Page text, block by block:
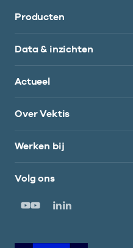
Producten
Data & inzichten
Actueel
Over Vektis
Werken bij
Volg ons